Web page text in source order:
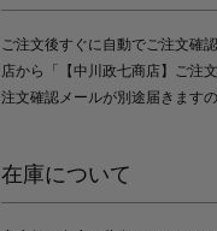
ご注文後すぐに自動でご注文確
店から「【中川政七商店】ご注
注文確認メールが別途届きます
在庫について